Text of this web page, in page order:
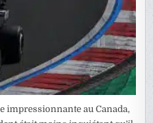
impressionnante au Canada,